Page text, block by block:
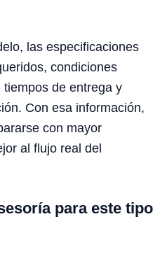
las especificaciones
condiciones
de entrega y
Con esa información,
con mayor
al flujo real del
para este tipo